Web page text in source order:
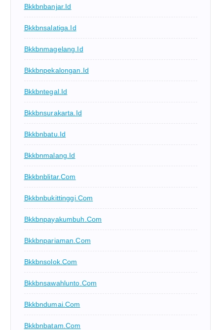
Bkkbnbanjar.id
Bkkbnsalatiga.id
Bkkbnmagelang.id
Bkkbnpekalongan.id
Bkkbntegal.id
Bkkbnsurakarta.id
Bkkbnbatu.id
Bkkbnmalang.id
Bkkbnblitar.com
Bkkbnbukittinggi.com
Bkkbnpayakumbuh.com
Bkkbnpariaman.com
Bkkbnsolok.com
Bkkbnsawahlunto.com
Bkkbndumai.com
Bkkbnbatam.com